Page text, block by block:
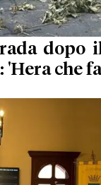
dopo
'Hera che